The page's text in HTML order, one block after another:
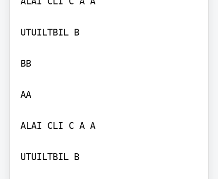
UTUILTBIL B
BB
AA
ALAI CLI C A A
UTUILTBIL B